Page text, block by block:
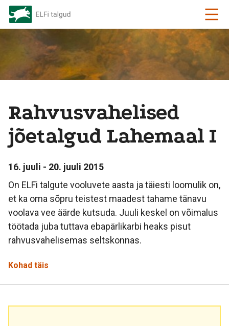
Rahvusvahelised
jõetalgud Lahemaal I
16. juuli - 20. juuli 2015
On ELFi talgute vooluvete aasta ja täiesti loomulik on,
et ka oma sõpru teistest maadest tahame tänavu
voolava vee äärde kutsuda. Juuli keskel on võimalus
töötada juba tuttava ebapärlikarbi heaks pisut
rahvusvahelisemas seltskonnas.
Kohad täis